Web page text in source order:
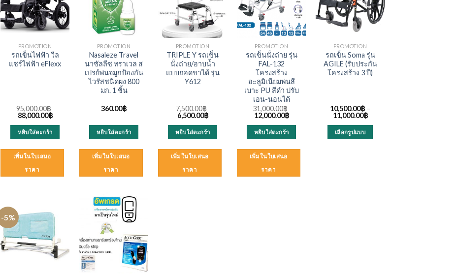
PROMOTION
รถเข็นไฟฟ้า วีล
แชร์ไฟฟ้า eFlexx
95,000.00฿
Original
price
was:
95,000.00฿.
88,000.00฿Current
88,000.00฿.
หยิบใส่ตะกร้า
เพิ่มในใบเสนอ
ราคา
PROMOTION
Nasaleze Travel
นาซัลลีซ ทราเวล ส
เปรย์พ่นจมูกป้องกัน
ไวรัสชนิดผง 800
มก. 1 ชิ้น
360.00฿
หยิบใส่ตะกร้า
เพิ่มในใบเสนอ
ราคา
PROMOTION
TRIPLE Y รถเข็น
นั่งถ่าย/อาบน้ำ
แบบถอดขาได้ รุ่น
Y612
7,500.00฿
Original
price
was:
7,500.00฿.
6,500.00฿Current
is:
6,500.00฿.
หยิบใส่ตะกร้า
เพิ่มในใบเสนอ
ราคา
PROMOTION
รถเข็นนั่งถ่าย รุ่น
FAL-132
โครงสร้าง
อะลูมิเนียมพ่นสี
เบาะ PU สีดำ ปรับ
เอน-นอนได้
31,000.00฿
Original
price
was:
31,000.00฿.
12,000.00฿Current
12,000.00฿.
หยิบใส่ตะกร้า
เพิ่มในใบเสนอ
ราคา
PROMOTION
รถเข็น Soma รุ่น
AGILE (รับประกัน
โครงสร้าง 3 ปี)
10,500.00฿ –
11,000.00฿
เลือกรูปแบบ
-5%